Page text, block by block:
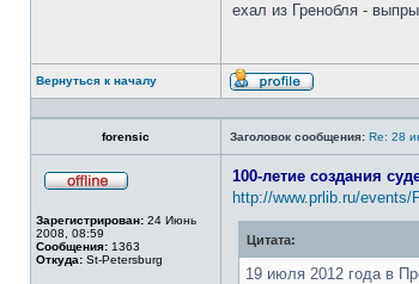
ехал из Гренобля -
Вернуться к началу
Профиль
forensic
Заголовок сообщения: Re: 28
сети
Зарегистрирован: 24 Июнь
2008, 08:59
Сообщения: 1363
Откуда: St-Petersburg
100-летие создания
http://www.prlib.ru/
Цитата:
19 июля 2012 года в